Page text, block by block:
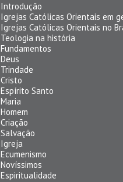
Introdução
Igrejas Católicas Orientais em
Igrejas Católicas Orientais no
Teologia na história
Fundamentos
Deus
Trindade
Cristo
Espírito Santo
Maria
Homem
Criação
Salvação
Igreja
Ecumenismo
Novíssimos
Espiritualidade